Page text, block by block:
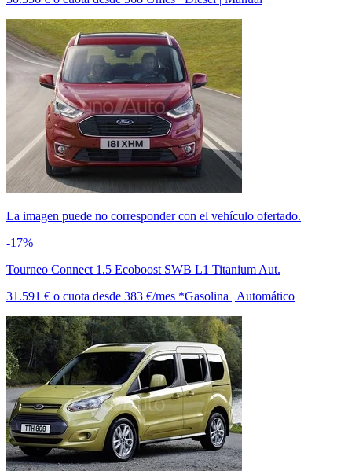
La imagen puede no corresponder con el vehículo ofertado.
-17%
Tourneo Connect 1.5 Ecoboost SWB L1 Titanium Aut.
31.591 € o cuota desde 383 €/mes *Gasolina | Automático